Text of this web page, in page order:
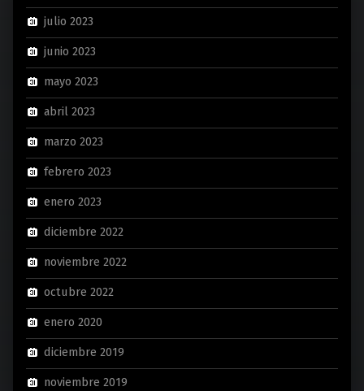
julio 2023
junio 2023
mayo 2023
abril 2023
marzo 2023
febrero 2023
enero 2023
diciembre 2022
noviembre 2022
octubre 2022
enero 2020
diciembre 2019
noviembre 2019